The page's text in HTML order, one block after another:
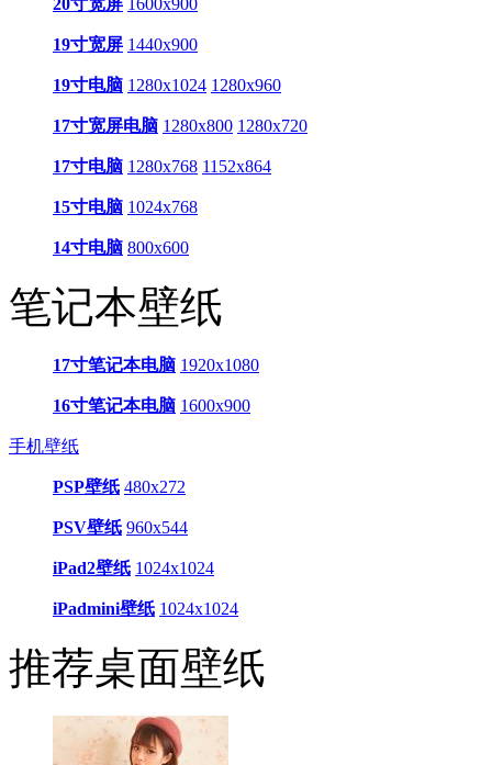
19寸宽屏 1440x900
19寸电脑 1280x1024 1280x960
17寸宽屏电脑 1280x800 1280x720
17寸电脑 1280x768 1152x864
15寸电脑 1024x768
14寸电脑 800x600
笔记本壁纸
17寸笔记本电脑 1920x1080
16寸笔记本电脑 1600x900
手机壁纸
PSP壁纸 480x272
PSV壁纸 960x544
iPad2壁纸 1024x1024
iPadmini壁纸 1024x1024
推荐桌面壁纸